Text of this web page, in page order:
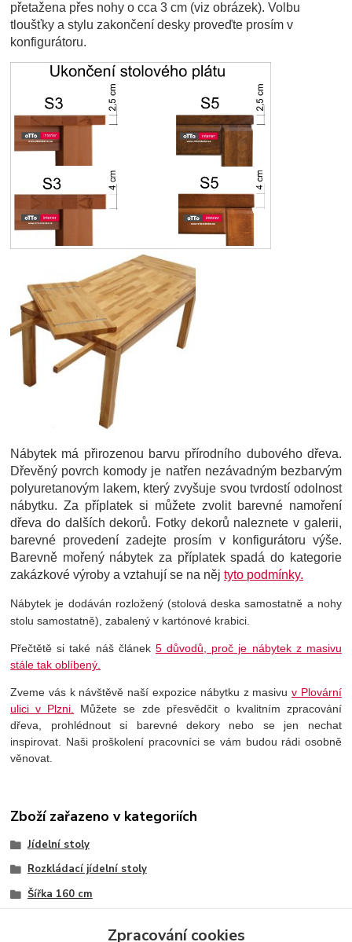
přetažena přes nohy o cca 3 cm (viz obrázek). Volbu
tloušťky a stylu zakončení desky proveďte prosím v
konfigurátoru.
Nábytek má přirozenou barvu přírodního dubového dřeva.
Dřevěný povrch komody je natřen nezávadným bezbarvým
polyuretanovým lakem, který zvyšuje svou tvrdostí odolnost
nábytku. Za příplatek si můžete zvolit barevné namoření
dřeva do dalších dekorů. Fotky dekorů naleznete v galerii,
barevné provedení zadejte prosím v konfigurátoru výše.
Barevně mořený nábytek za příplatek spadá do kategorie
zakázkové výroby a vztahují se na nějtyto podmínky.
Nábytek je dodáván rozložený (stolová deska samostatně a nohy
stolu samostatně), zabalený v kartónové krabici.
Přečtětě si také náš článek 5 důvodů, proč je nábytek z masivu
stále tak oblíbený.
Zveme vás k návštěvě naší expozice nábytku z masivuv Plovární
ulici v Plzni.
Můžete se zde přesvědčit o kvalitním zpracování
dřeva, prohlédnout si barevné dekory nebo se jen nechat
inspirovat. Naši proškolení pracovníci se vám budou rádi osobně
věnovat.
Zboží zařazeno v kategoriích
Jídelní stoly
Rozkládací jídelní stoly
Šířka 160 cm
Zpracování cookies